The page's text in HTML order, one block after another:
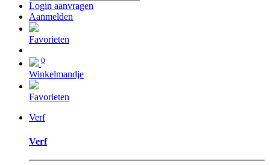
Login aanvragen
Aanmelden
Favorieten
0
Winkelmandje
Favorieten
Verf
Verf